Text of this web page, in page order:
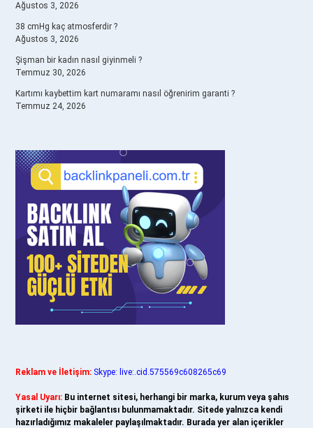
Ağustos 3, 2026
38 cmHg kaç atmosferdir ?
Ağustos 3, 2026
Şişman bir kadın nasıl giyinmeli ?
Temmuz 30, 2026
Kartımı kaybettim kart numaramı nasıl öğrenirim garanti ?
Temmuz 24, 2026
Reklam ve İletişim: Skype: live:.cid.575569c608265c69
Yasal Uyarı: Bu internet sitesi, herhangi bir marka, kurum veya şahıs
şirketi ile hiçbir bağlantısı bulunmamaktadır. Sitede yalnızca kendi
hazırladığımız makaleler paylaşılmaktadır. Burada yer alan içerikler